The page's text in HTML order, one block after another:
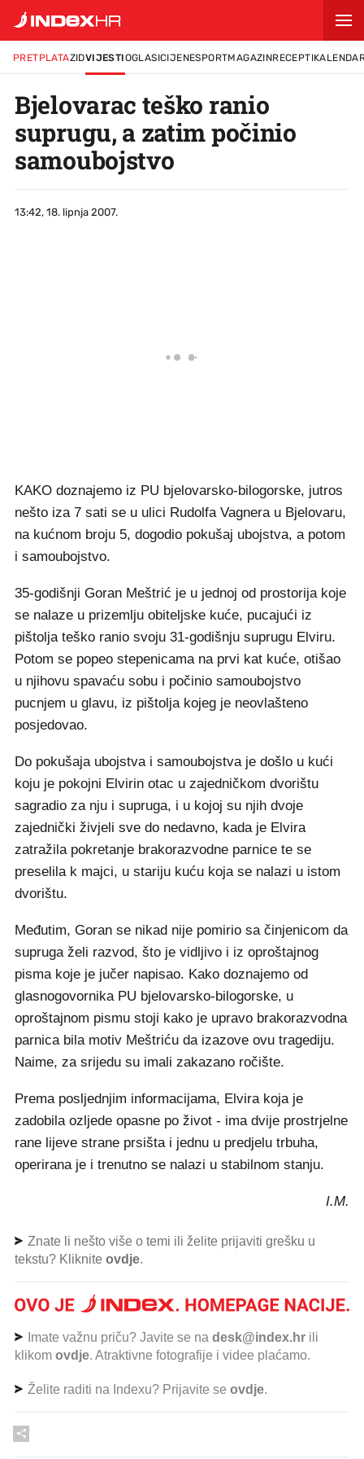
PRETPLATAZIDVIJESTIOGLASICIJENESPORTMAGAZINRECEPTI
Bjelovarac teško ranio
suprugu, a zatim počinio
samoubojstvo
13:42, 18. lipnja 2007.
KAKO doznajemo iz PU bjelovarsko-bilogorske, jutros
nešto iza 7 sati se u ulici Rudolfa Vagnera u Bjelovaru,
na kućnom broju 5, dogodio pokušaj ubojstva, a potom
i samoubojstvo.
35-godišnji Goran Meštrić je u jednoj od prostorija koje
se nalaze u prizemlju obiteljske kuće, pucajući iz
pištolja teško ranio svoju 31-godišnju suprugu Elviru.
Potom se popeo stepenicama na prvi kat kuće, otišao
u njihovu spavaću sobu i počinio samoubojstvo
pucnjem u glavu, iz pištolja kojeg je neovlašteno
posjedovao.
Do pokušaja ubojstva i samoubojstva je došlo u kući
koju je pokojni Elvirin otac u zajedničkom dvorištu
sagradio za nju i supruga, i u kojoj su njih dvoje
zajednički živjeli sve do nedavno, kada je Elvira
zatražila pokretanje brakorazvodne parnice te se
preselila k majci, u stariju kuću koja se nalazi u istom
dvorištu.
Međutim, Goran se nikad nije pomirio sa činjenicom da
supruga želi razvod, što je vidljivo i iz oproštajnog
pisma koje je jučer napisao. Kako doznajemo od
glasnogovornika PU bjelovarsko-bilogorske, u
oproštajnom pismu stoji kako je upravo brakorazvodna
parnica bila motiv Meštriću da izazove ovu tragediju.
Naime, za srijedu su imali zakazano ročište.
Prema posljednjim informacijama, Elvira koja je
zadobila ozljede opasne po život - ima dvije prostrjelne
rane lijeve strane prsišta i jednu u predjelu trbuha,
operirana je i trenutno se nalazi u stabilnom stanju.
I.M.
Znate li nešto više o temi ili želite prijaviti grešku u
tekstu? Kliknite ovdje.
Imate važnu priču? Javite se na desk@index.hr ili
klikom ovdje. Atraktivne fotografije i videe plaćamo.
Želite raditi na Indexu? Prijavite se ovdje.